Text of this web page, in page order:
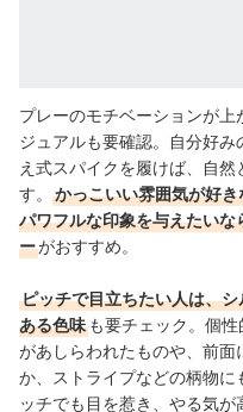
プレーのモチベーションが
ジュアルも要確認。自分好
え式スパイクを履けば、自
す。
かっこいい雰囲気が好
パワフルな印象を与えたい
ーがおすすめ。
ピッチで目立ちたい人は、
ある色味 も要チェック。個
があしらわれたものや、前
か、ストライプなどの柄物
ッチでも目を惹き、やる気が